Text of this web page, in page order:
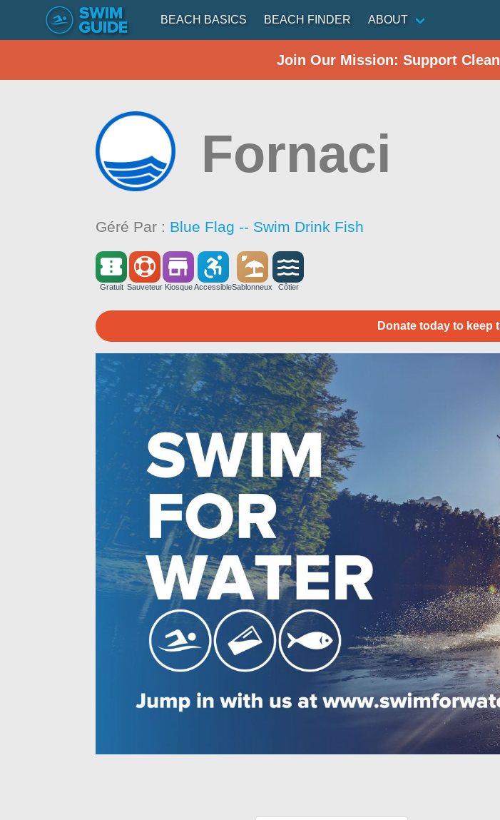
BEACH BASICS BEACH FINDER ABOUT
Join Our Mission: Support
Fornaci
Géré Par : Blue Flag -- Swim Drink Fish
Gratuit Sauveteur Kiosque AccessibleSablonneux Côtier
Donate today to keep